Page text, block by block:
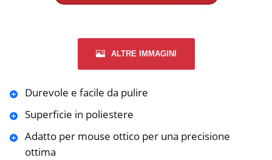
ALTRE IMMAGINI
Durevole e facile da pulire
Superficie in poliestere
Adatto per mouse ottico per una precisione
ottima